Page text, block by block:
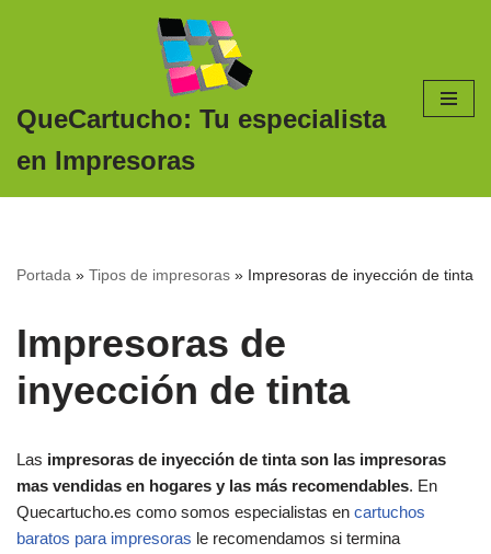
contenido
QueCartucho: Tu especialista
en Impresoras
Portada » Tipos de impresoras » Impresoras de inyección de tinta
Impresoras de
inyección de tinta
Las impresoras de inyección de tinta son las impresoras
mas vendidas en hogares y las más recomendables. En
Quecartucho.es como somos especialistas en cartuchos
baratos para impresoras le recomendamos si termina